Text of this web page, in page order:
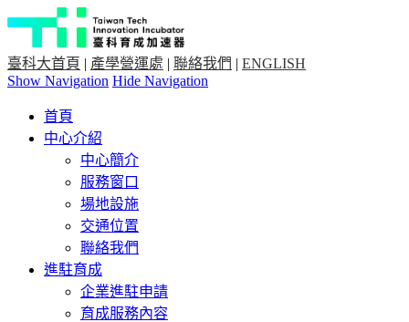
臺科大首頁 | 產學營運處 | 聯絡我們 | ENGLISH
Show Navigation Hide Navigation
首頁
中心介紹
中心簡介
服務窗口
場地設施
交通位置
聯絡我們
進駐育成
企業進駐申請
育成服務內容